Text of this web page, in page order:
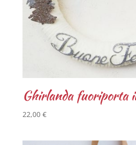
Ghirlanda fuoriporta
22,00 €